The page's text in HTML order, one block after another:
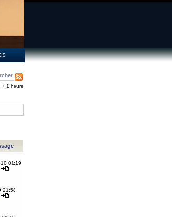
+ 1 heure
01:19
21:58